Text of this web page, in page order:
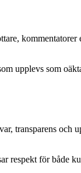
upplevs som
transparens
respekt för